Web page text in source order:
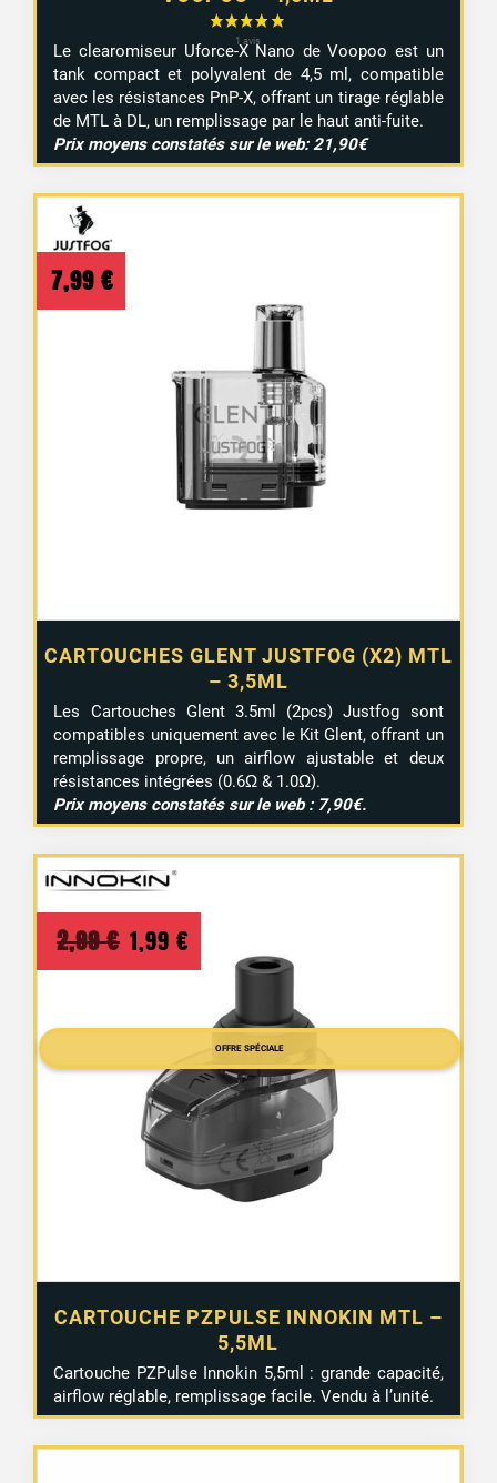
Le clearomiseur Uforce-X Nano de Voopoo est un
tank compact et polyvalent de 4,5 ml, compatible
avec les résistances PnP-X, offrant un tirage réglable
de MTL à DL, un remplissage par le haut anti-fuite.
Prix moyens constatés sur le web: 21,90€
CARTOUCHES GLENT JUSTFOG (X2) MTL
– 3,5ML
7,99 €
Les Cartouches Glent 3.5ml (2pcs) Justfog sont
compatibles uniquement avec le Kit Glent, offrant un
remplissage propre, un airflow ajustable et deux
résistances intégrées (0.6Ω & 1.0Ω).
Prix moyens constatés sur le web : 7,90€.
OFFRE SPÉCIALE
CARTOUCHE PZPULSE INNOKIN MTL –
5,5ML
2,99€ Le
prix
initial
était :
2,99 €.
1,99 €
prix
actuel
est :
1,99 €.
Cartouche PZPulse Innokin 5,5ml : grande capacité,
airflow réglable, remplissage facile. Vendu à l’unité.